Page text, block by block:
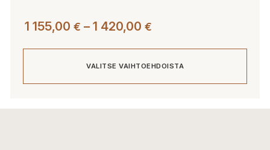
1 155,00 € – 1 420,00 €
-
1
VALITSE VAIHTOEHDOISTA